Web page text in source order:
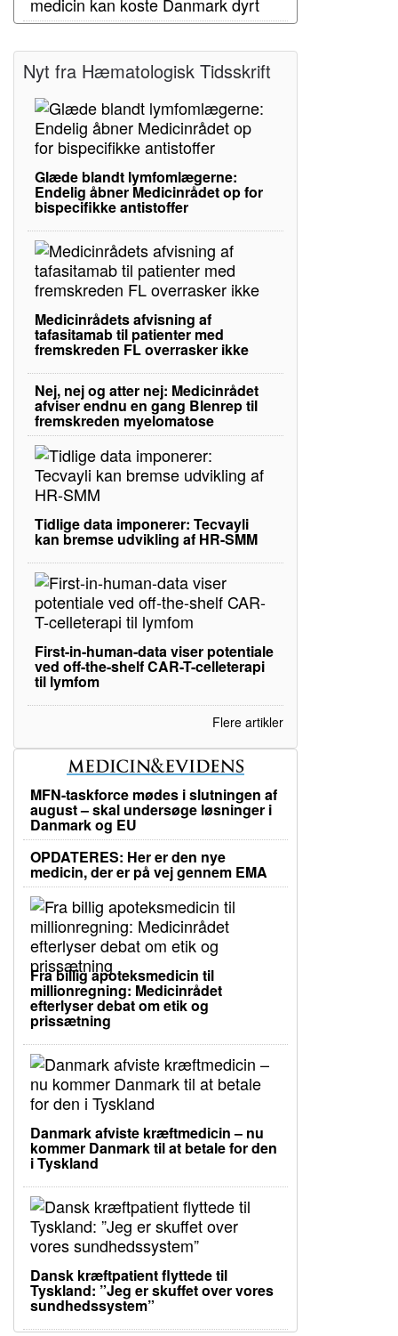
Nyt fra Hæmatologisk Tidsskrift
Glæde blandt lymfomlægerne:
Endelig åbner Medicinrådet op for
bispecifikke antistoffer
Medicinrådets afvisning af
tafasitamab til patienter med
fremskreden FL overrasker ikke
Nej, nej og atter nej: Medicinrådet
afviser endnu en gang Blenrep til
fremskreden myelomatose
Tidlige data imponerer: Tecvayli
kan bremse udvikling af HR-SMM
First-in-human-data viser potentiale
ved off-the-shelf CAR-T-celleterapi
til lymfom
Flere artikler
MFN-taskforce mødes i slutningen af
august – skal undersøge løsninger i
Danmark og EU
OPDATERES: Her er den nye
medicin, der er på vej gennem EMA
Fra billig apoteksmedicin til
millionregning: Medicinrådet
efterlyser debat om etik og
prissætning
Danmark afviste kræftmedicin – nu
kommer Danmark til at betale for den
i Tyskland
Dansk kræftpatient flyttede til
Tyskland: ”Jeg er skuffet over vores
sundhedssystem”